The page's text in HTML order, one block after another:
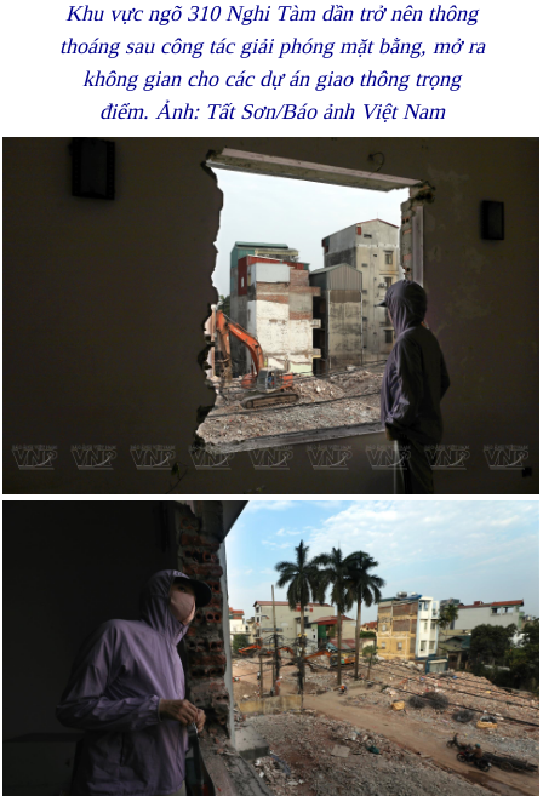
Khu vực ngõ 310 Nghi Tàm dần trở nên thông
thoáng sau công tác giải phóng mặt bằng, mở ra
không gian cho các dự án giao thông trọng
điểm. Ảnh: Tất Sơn/Báo ảnh Việt Nam